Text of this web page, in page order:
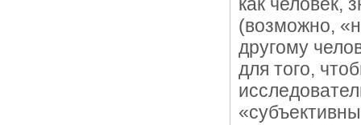
(возможно,
другому
для того,